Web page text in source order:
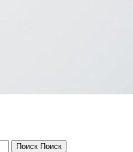
Поиск Поиск